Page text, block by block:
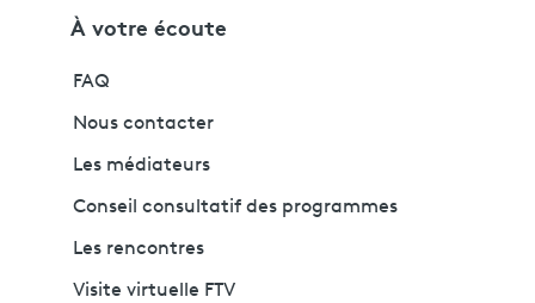
À votre écoute
FAQ
Nous contacter
Les médiateurs
Conseil consultatif des programmes
Les rencontres
Visite virtuelle FTV